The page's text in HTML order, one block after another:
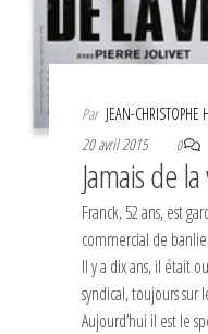
Par JEAN-CHRISTOPHE
20 avril 2015
0
Jamais de
Franck, 52 ans, est
commercial de
Il y a dix ans, il était
syndical, toujours
Aujourd’hui il est le